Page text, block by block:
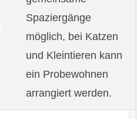
Spaziergänge
möglich, bei Katzen
und Kleintieren kann
ein Probewohnen
arrangiert werden.